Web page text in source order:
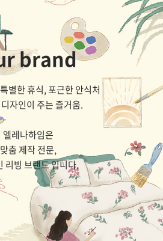
brand
별한 휴식, 포근한 안식처
자인이 주는 즐거움.
엘레나하임은
맞춤 제작 전문,
리빙 브랜드 입니다.